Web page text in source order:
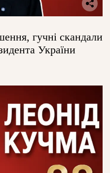
гучні скандали
України